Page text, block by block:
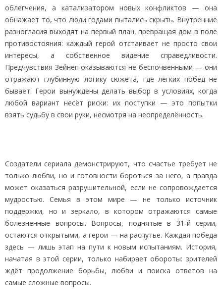
облегчения, а катализатором новых конфликтов — она
обнажает то, что люди годами пытались скрыть. Внутренние
разногласия выходят на первый план, превращая дом в поле
противостояния: каждый герой отстаивает не просто свои
интересы, а собственное видение справедливости.
Предчувствия Зейнеп оказываются не беспочвенными — они
отражают глубинную логику сюжета, где лёгких побед не
бывает. Герои вынуждены делать выбор в условиях, когда
любой вариант несёт риски: их поступки — это попытки
взять судьбу в свои руки, несмотря на неопределённость.
Создатели сериала демонстрируют, что счастье требует не
только любви, но и готовности бороться за него, а правда
может оказаться разрушительной, если не сопровождается
мудростью. Семья в этом мире — не только источник
поддержки, но и зеркало, в котором отражаются самые
болезненные вопросы. Вопросы, поднятые в 31‑й серии,
остаются открытыми, а герои — на распутье. Каждая победа
здесь — лишь этап на пути к новым испытаниям. История,
начатая в этой серии, только набирает обороты: зрителей
ждёт продолжение борьбы, любви и поиска ответов на
самые сложные вопросы.